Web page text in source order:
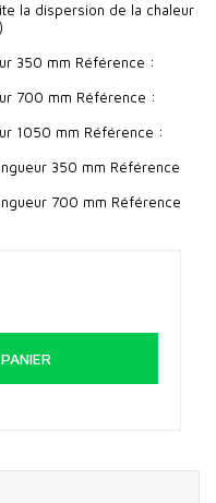
la dispersion de la chaleur
350 mm Référence :
700 mm Référence :
1050 mm Référence :
350 mm Référence
700 mm Référence